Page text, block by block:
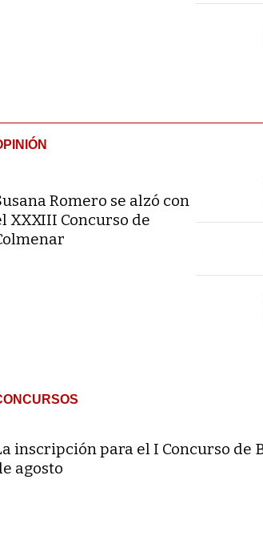
Romero se alzó con
XXXIII Concurso de
inscripción para el I Concurso de
agosto